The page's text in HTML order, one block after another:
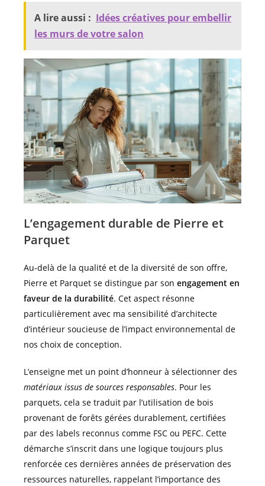
A lire aussi : Idées créatives pour embellir
les murs de votre salon
L’engagement durable de Pierre et
Parquet
Au-delà de la qualité et de la diversité de son offre,
Pierre et Parquet se distingue par son engagement en
faveur de la durabilité. Cet aspect résonne
particulièrement avec ma sensibilité d’architecte
d’intérieur soucieuse de l’impact environnemental de
nos choix de conception.
L’enseigne met un point d’honneur à sélectionner des
matériaux issus de sources responsables. Pour les
parquets, cela se traduit par l’utilisation de bois
provenant de forêts gérées durablement, certifiées
par des labels reconnus comme FSC ou PEFC. Cette
démarche s’inscrit dans une logique toujours plus
renforcée ces dernières années de préservation des
ressources naturelles, rappelant l’importance des